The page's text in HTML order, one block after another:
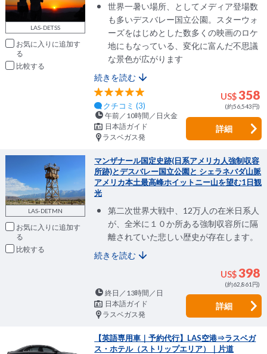
LAS-DETSS
お気に入りに追加
比較
世界一暑い場所、としてメディア登場数
も多いデスバレー国立公園。スターウォ
ーズをはじめとした数多くの映画のロケ
地にもなっている、変化に富んだ不思議
な景色が広がります
続きを読む
US$358
(約56,543円)
クチコミ (3)
午前／10時間／日火金
日本語ガイド
ラスベガス発
詳細
LAS-DETMN
お気に入りに追加
比較
マンザナール国定史跡(日系アメリカ人強制収容
所跡)とデスバレー国立公園と シェラネバダ山脈
アメリカ本土最高峰ホイットニー山を望む1日観
光
第二次世界大戦中、12万人の在米日系人
が、全米に１０か所ある強制収容所に隔
離されていた悲しい歴史が存在します。
続きを読む
US$398
(約62,861円)
終日／13時間／日
日本語ガイド
ラスベガス発
詳細
【英語専用車｜予約代行】LAS空港⇒ラスベガ
ス・ホテル（ストリップエリア）｜片道